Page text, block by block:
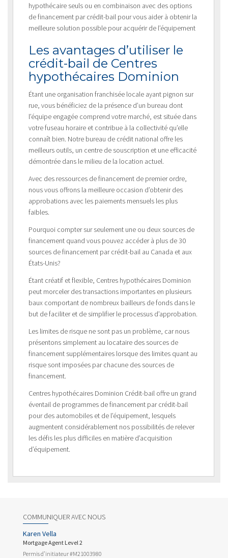
hypothécaire seuls ou en combinaison avec des options
de financement par crédit-bail pour vous aider à obtenir la
meilleure solution possible pour acquérir de l’équipement
Les avantages d’utiliser le
crédit-bail de Centres
hypothécaires Dominion
Étant une organisation franchisée locale ayant pignon sur
rue, vous bénéficiez de la présence d’un bureau dont
l’équipe engagée comprend votre marché, est située dans
votre fuseau horaire et contribue à la collectivité qu’elle
connaît bien. Notre bureau de crédit national offre les
meilleurs outils, un centre de souscription et une efficacité
démontrée dans le milieu de la location actuel.
Avec des ressources de financement de premier ordre,
nous vous offrons la meilleure occasion d’obtenir des
approbations avec les paiements mensuels les plus
faibles.
Pourquoi compter sur seulement une ou deux sources de
financement quand vous pouvez accéder à plus de 30
sources de financement par crédit-bail au Canada et aux
États-Unis?
Étant créatif et flexible, Centres hypothécaires Dominion
peut morceler des transactions importantes en plusieurs
baux comportant de nombreux bailleurs de fonds dans le
but de faciliter et de simplifier le processus d’approbation.
Les limites de risque ne sont pas un problème, car nous
présentons simplement au locataire des sources de
financement supplémentaires lorsque des limites quant au
risque sont imposées par chacune des sources de
financement.
Centres hypothécaires Dominion Crédit-bail offre un grand
éventail de programmes de financement par crédit-bail
pour des automobiles et de l’équipement, lesquels
augmentent considérablement nos possibilités de relever
les défis les plus difficiles en matière d’acquisition
d’équipement.
COMMUNIQUER AVEC NOUS
Karen Vella
Mortgage Agent Level 2
Permis d’initiateur #M21003980